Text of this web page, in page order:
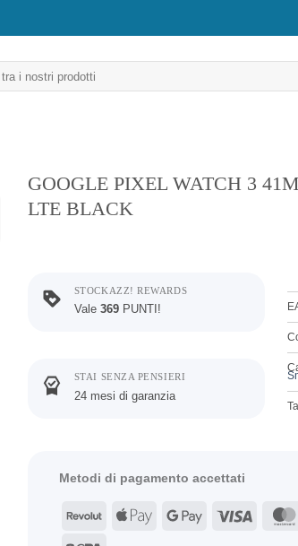
GOOGLE PIXEL WATCH 3
LTE BLACK
STOCKAZZ! REWARDS
Vale 369 PUNTI!
STAI SENZA PENSIERI
24 mesi di garanzia
Metodi di pagamento accettati
RevolutApple
Google
Visa